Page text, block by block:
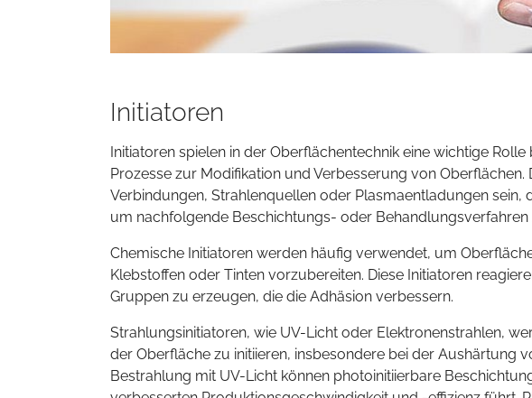
Initiatoren
Initiatoren spielen in der Oberflächentechnik eine wichtige
Prozesse zur Modifikation und Verbesserung von Oberflächen.
Verbindungen, Strahlenquellen oder Plasmaentladungen sein,
um nachfolgende Beschichtungs- oder Behandlungsverfahren
Chemische Initiatoren werden häufig verwendet, um
Klebstoffen oder Tinten vorzubereiten. Diese Initiatoren
Gruppen zu erzeugen, die die Adhäsion verbessern.
Strahlungsinitiatoren, wie UV-Licht oder Elektronenstrahlen,
der Oberfläche zu initiieren, insbesondere bei der Aushärtung
Bestrahlung mit UV-Licht können photoinitiierbare